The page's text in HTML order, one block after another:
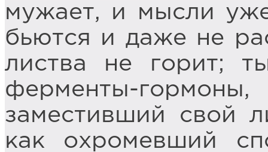
мужает, и мысли
бьются и даже не
листва не горит;
ферменты-
заместивший свой
как охромевший